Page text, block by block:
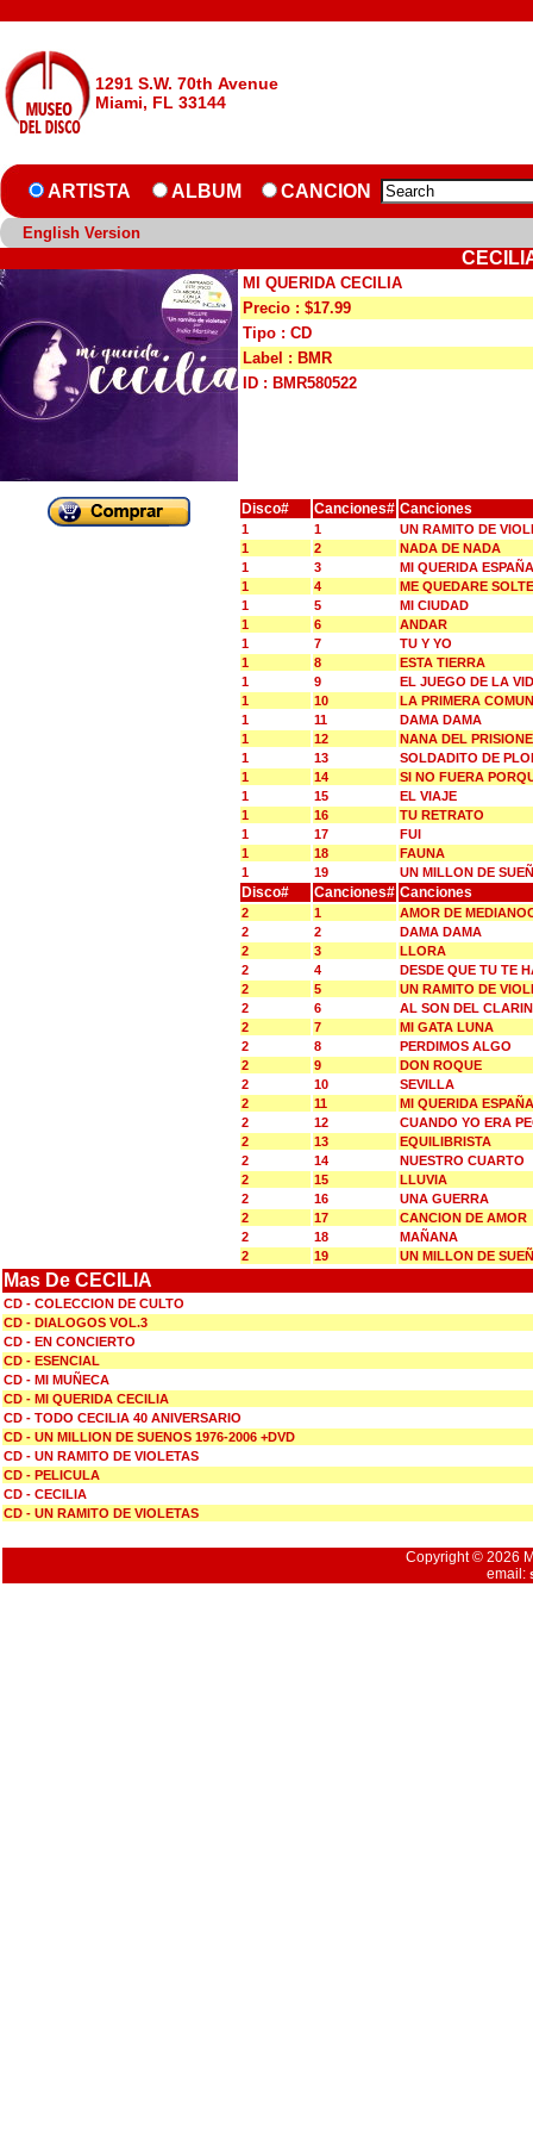
1291 S.W. 70th Avenue
Miami, FL 33144
ARTISTA ALBUM CANCION
English Version
MI QUERIDA CECILIA
Precio : $17.99
Tipo : CD
Label : BMR
ID : BMR580522
Disco# Canciones# Canciones
1 1
UN RAMITO DE
1
2
NADA DE NADA
1
3
MI QUERIDA ESPAÑA
1
4
ME QUEDARE
1
5
MI CIUDAD
1
6
ANDAR
1
7
TU Y YO
1
8
ESTA TIERRA
1
9
EL JUEGO DE LA
1
10
LA PRIMERA
1
11
DAMA DAMA
1
12
NANA DEL
1
13
SOLDADITO DE
1
14
SI NO FUERA
1
15
EL VIAJE
1
16
TU RETRATO
1
17
FUI
1
18
FAUNA
1
19 UN MILLON DE
Disco# Canciones# Canciones
2 1
AMOR DE
2
2
DAMA DAMA
2
3
LLORA
2
4
DESDE QUE TU TE
2
5
UN RAMITO DE
2
6
AL SON DEL CLARIN
2
7
MI GATA LUNA
2
8
PERDIMOS ALGO
2
9
DON ROQUE
2
10
SEVILLA
2
11
MI QUERIDA ESPAÑA
2
12
CUANDO YO ERA
2
13
EQUILIBRISTA
2
14
NUESTRO CUARTO
2
15
LLUVIA
2
16
UNA GUERRA
2
17
CANCION DE AMOR
2
18
MAÑANA
2
19 UN MILLON DE
Mas De CECILIA
CD - COLECCION DE CULTO
CD - DIALOGOS VOL.3
CD - EN CONCIERTO
CD - ESENCIAL
CD - MI MUÑECA
CD - MI QUERIDA CECILIA
CD - TODO CECILIA 40 ANIVERSARIO
CD - UN MILLION DE SUENOS 1976-2006 +DVD
CD - UN RAMITO DE VIOLETAS
CD - PELICULA
CD - CECILIA
CD - UN RAMITO DE VIOLETAS
Copyright © 2026
email: